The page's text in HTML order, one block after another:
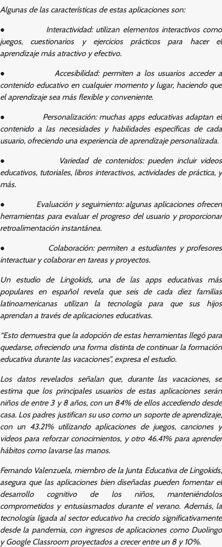
Algunas de las características de estas aplicaciones son:
●
Interactividad: utilizan elementos interactivos como
juegos, cuestionarios y ejercicios prácticos para hacer el
aprendizaje más atractivo y efectivo.
●
Accesibilidad: permiten a los usuarios acceder a
contenido educativo en cualquier momento y lugar, haciendo que
el aprendizaje sea más flexible y conveniente.
●
Personalización: muchas apps educativas adaptan el
contenido a las necesidades y habilidades específicas de cada
usuario, ofreciendo una experiencia de aprendizaje personalizada.
●
Variedad de contenidos: pueden incluir videos
educativos, tutoriales, libros interactivos, actividades de práctica, y
más.
●
Evaluación y seguimiento: algunas aplicaciones ofrecen
herramientas para evaluar el progreso del usuario y proporcionar
retroalimentación instantánea.
●
Colaboración: permiten a estudiantes y profesores
interactuar y colaborar en tareas y proyectos.
Un estudio de Lingokids, una de las apps educativas más
populares en español revela que seis de cada diez familias
latinoamericanas utilizan la tecnología para que sus hijos
aprendan a través de aplicaciones educativas.
“Esto demuestra que la adopción de estas herramientas llegó para
quedarse, ofreciendo una forma distinta de continuar la formación
educativa durante las vacaciones”, expresa el estudio.
Los datos revelados señalan que, durante las vacaciones, se
estima que los principales usuarios de estas aplicaciones serán
niños de entre 3 y 8 años, con un 84% de ellos accediendo desde
casa. Los padres justifican su uso como un soporte de aprendizaje,
con un 43.21% utilizando aplicaciones de juegos, canciones y
videos para reforzar conocimientos, y otro 46.41% para aprender
hábitos como lavarse las manos.
Fernando Valenzuela, miembro de la Junta Educativa de Lingokids,
asegura que las aplicaciones bien diseñadas pueden fomentar el
desarrollo cognitivo de los niños, manteniéndolos
comprometidos y entusiasmados durante el verano. Además, la
tecnología ligada al sector educativo ha crecido significativamente
desde la pandemia, con ingresos de aplicaciones como Duolingo
y Google Classroom proyectados a crecer entre un 8 y 10%.